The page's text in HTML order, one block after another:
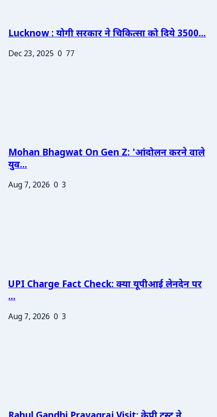
Lucknow : योगी सरकार ने चिकित्सा को दिये 3500...
Dec 23, 2025 0 77
Mohan Bhagwat On Gen Z: 'आंदोलन करने वाले
युव...
Aug 7, 2026 0 3
UPI Charge Fact Check: क्या यूपीआई लेनदेन पर
...
Aug 7, 2026 0 3